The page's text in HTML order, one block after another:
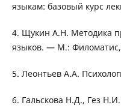
языкам: базовый курс
4. Щукин А.Н. Методика
языков. — М.: Филоматис,
5. Леонтьев А.А.
6. Гальскова Н.Д., Гез